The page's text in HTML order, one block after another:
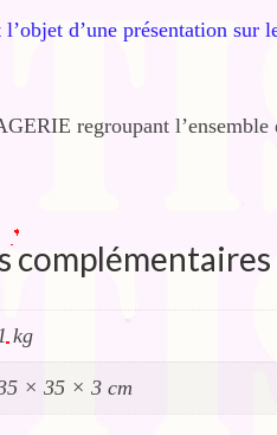
d’une présentation sur
regroupant l’ensemble
complémentaires
1 kg
× 35 × 3 cm